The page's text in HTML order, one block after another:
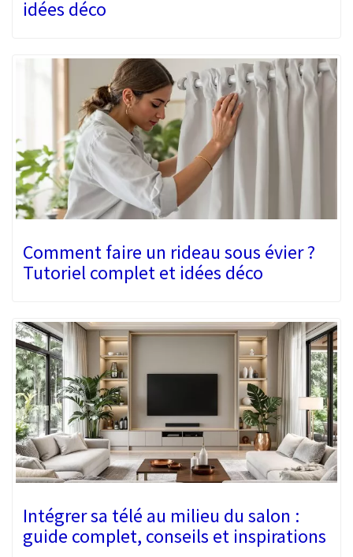
idées déco
Comment faire un rideau sous évier ?
Tutoriel complet et idées déco
Intégrer sa télé au milieu du salon :
guide complet, conseils et inspirations